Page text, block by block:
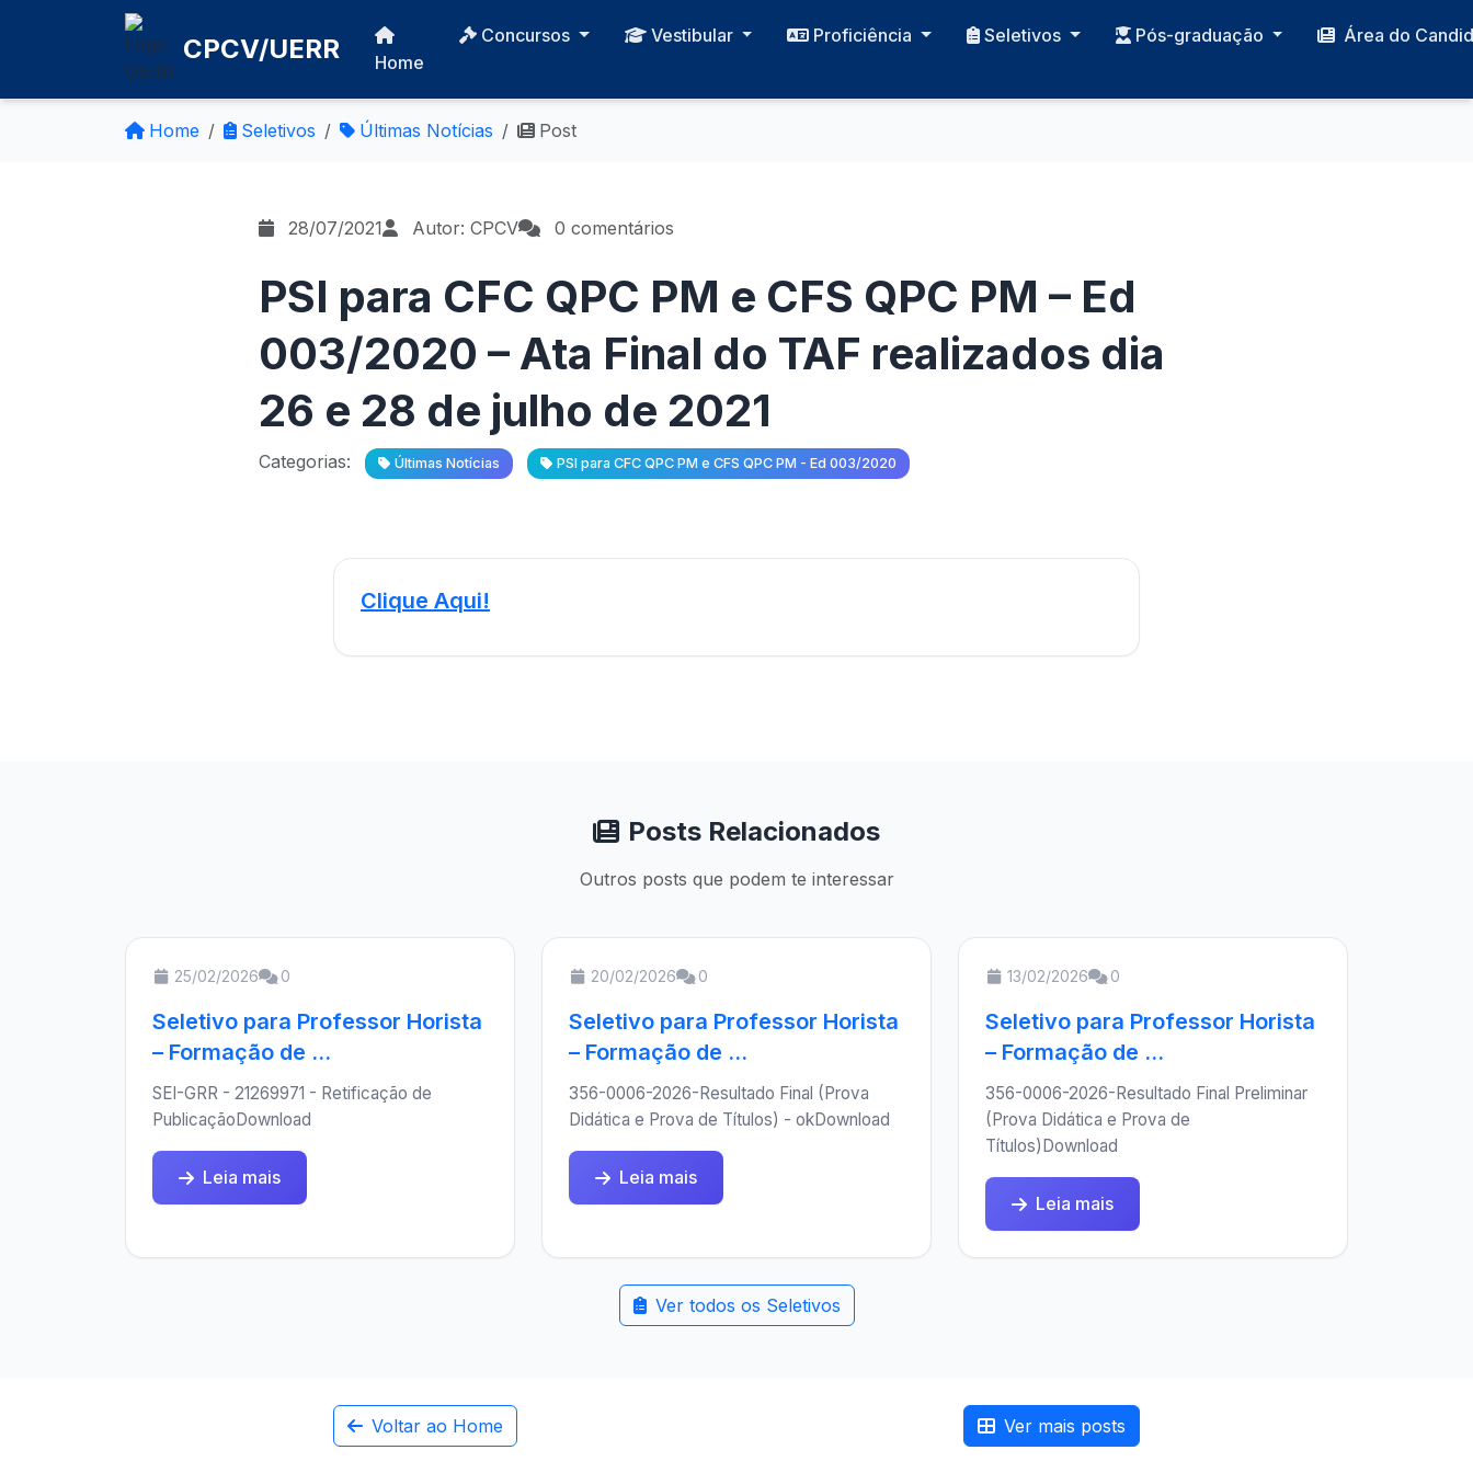
CPCV/UERR Home
Concursos Vestibular Proficiência Seletivos Pós-graduação Área do
Home Seletivos Últimas Notícias Post
28/07/2021 Autor: CPCV 0 comentários
PSI para CFC QPC PM e CFS QPC PM – Ed
003/2020 – Ata Final do TAF realizados dia
26 e 28 de julho de 2021
Categorias: Últimas Notícias PSI para CFC QPC PM e CFS QPC PM - Ed 003/2020
Clique Aqui!
Posts Relacionados
Outros posts que podem te interessar
25/02/2026 0
Seletivo para Professor Horista
– Formação de ...
SEI-GRR - 21269971 - Retificação de
PublicaçãoDownload
Leia mais
20/02/2026 0
Seletivo para Professor Horista
– Formação de ...
356-0006-2026-Resultado Final (Prova
Didática e Prova de Títulos) - okDownload
Leia mais
13/02/2026 0
Seletivo para Professor Horista
– Formação de ...
356-0006-2026-Resultado Final Preliminar
(Prova Didática e Prova de
Títulos)Download
Leia mais
Ver todos os Seletivos
Voltar ao Home Ver mais posts